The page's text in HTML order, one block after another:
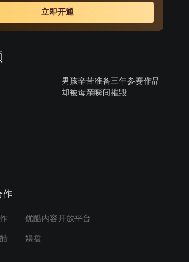
立即开通
男孩辛苦准备三年参赛作品
却被母亲瞬间摧毁
爸扛起养家重任，看哭了
作
优酷内容开放平台
娱盘